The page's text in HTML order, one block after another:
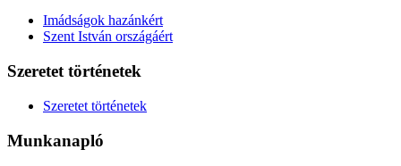
Imádságok hazánkért
Szent István országáért
Szeretet történetek
Szeretet történetek
Munkanapló